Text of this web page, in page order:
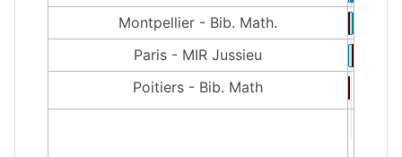
Montpellier - Bib. Math.
Paris - MIR Jussieu
Poitiers - Bib. Math